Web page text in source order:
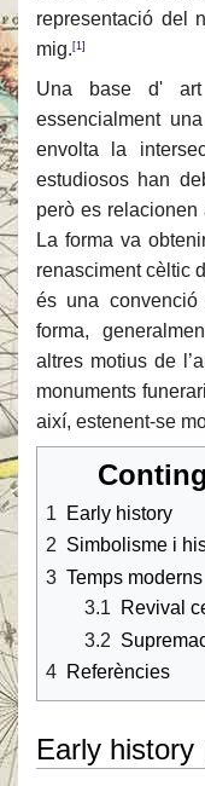
representació del
mig. [1]
Una base d'
essencialment
envolta la
estudiosos han
però es relacionen
La forma va
renasciment cèltic
és una
forma,
altres motius de
monuments
així, estenent-se
1
Early history
2 Simbolisme i
3 Temps moderns
3.1
Revival
3.2
4 Referències
Early history